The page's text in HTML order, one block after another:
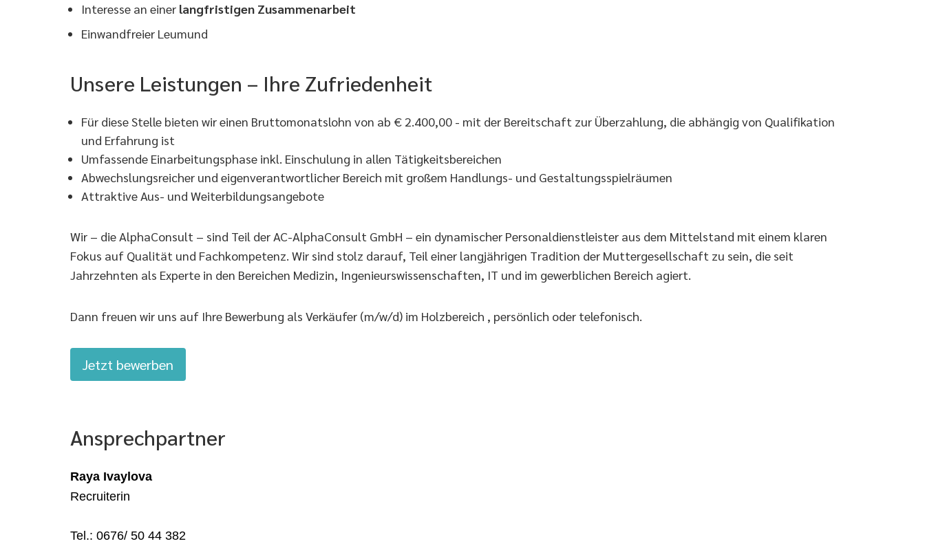
Wir – die AlphaConsult – sind Teil der AC-AlphaConsult GmbH – ein dynamischer Personaldienstleister aus dem Mittelstand mit einem klaren
Fokus auf Qualität und Fachkompetenz. Wir sind stolz darauf, Teil einer langjährigen Tradition der Muttergesellschaft zu sein, die seit
Jahrzehnten als Experte in den Bereichen Medizin, Ingenieurswissenschaften, IT und im gewerblichen Bereich agiert.
Unsere Leistungen – Ihre Zufriedenheit
Für diese Stelle bieten wir einen Bruttomonatslohn von ab € 2.400,00 - mit der Bereitschaft zur Überzahlung, die abhängig von Qualifikation
und Erfahrung ist
Umfassende Einarbeitungsphase inkl. Einschulung in allen Tätigkeitsbereichen
Abwechslungsreicher und eigenverantwortlicher Bereich mit großem Handlungs- und Gestaltungsspielräumen
Attraktive Aus- und Weiterbildungsangebote
Interesse an einer langfristigen Zusammenarbeit
Einwandfreier Leumund
Dann freuen wir uns auf Ihre Bewerbung als Verkäufer (m/w/d) im Holzbereich , persönlich oder telefonisch.
Jetzt bewerben
Ansprechpartner
Raya Ivaylova
Recruiterin
Tel.: 0676/ 50 44 382